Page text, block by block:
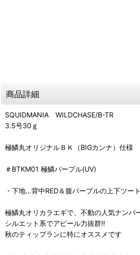
商品詳細
SQUIDMANIA WILDCHASE/B-TR
3.5号30ｇ
極鱗丸オリジナルＢＫ（BIGカンナ）仕様
＃BTKM01 極鱗パープル(UV)
・下地…背中RED＆腹パープルの上下ツー
極鱗丸オリカラエギで、不動の人気ナンバ
シルエット系でアピール力抜群‼
秋のティップランに特にオススメです